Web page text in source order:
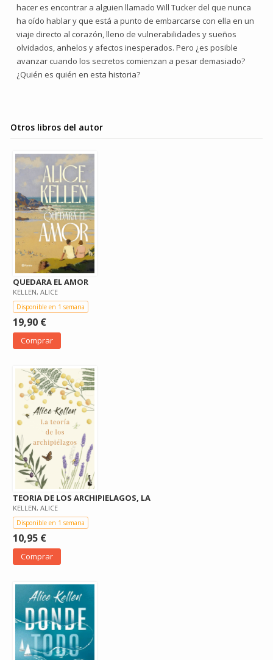
hacer es encontrar a alguien llamado Will Tucker del que nunca
ha oído hablar y que está a punto de embarcarse con ella en un
viaje directo al corazón, lleno de vulnerabilidades y sueños
olvidados, anhelos y afectos inesperados. Pero ¿es posible
avanzar cuando los secretos comienzan a pesar demasiado?
¿Quién es quién en esta historia?
Otros libros del autor
QUEDARA EL AMOR
KELLEN, ALICE
Disponible en 1 semana
19,90 €
Comprar
TEORIA DE LOS ARCHIPIELAGOS, LA
KELLEN, ALICE
Disponible en 1 semana
10,95 €
Comprar